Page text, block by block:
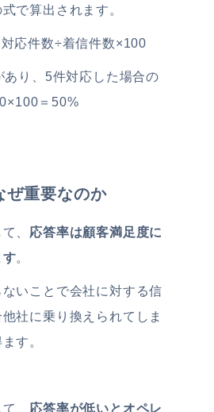
で算出されます。
応件数÷着信件数×100
あり、5件対応した場合の
＝50%
ぜ重要なのか
、 応答率は顧客満足度に
す。
いことで会社に対する信
社に乗り換えられてしま
す。
、 応答率が低いとオペレ